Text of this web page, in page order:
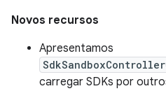
Novos recursos
Apresentamos
carregar SDKs por